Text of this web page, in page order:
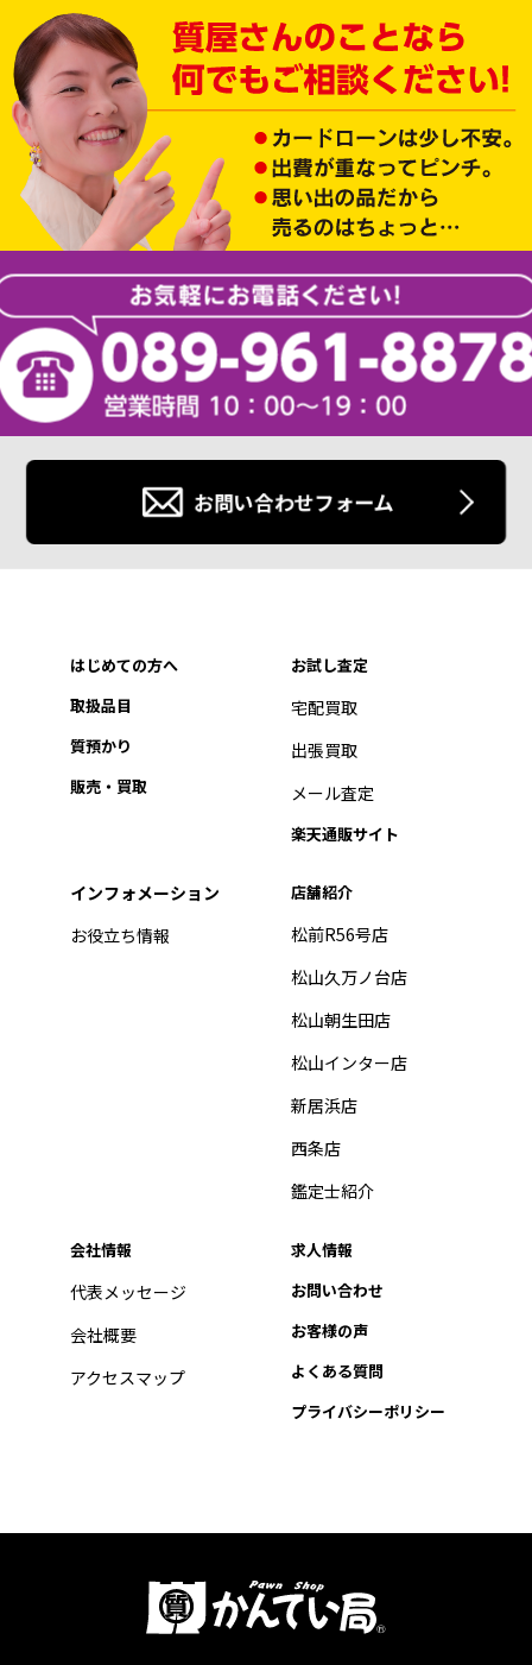
お問い合わせフォーム
はじめての方へ
取扱品目
質預かり
販売・買取
お試し査定
宅配買取
出張買取
メール査定
楽天通販サイト
インフォメーション
お役立ち情報
店舗紹介
松前R56号店
松山久万ノ台店
松山朝生田店
松山インター店
新居浜店
西条店
鑑定士紹介
会社情報
代表メッセージ
会社概要
アクセスマップ
求人情報
お問い合わせ
お客様の声
よくある質問
プライバシーポリシー